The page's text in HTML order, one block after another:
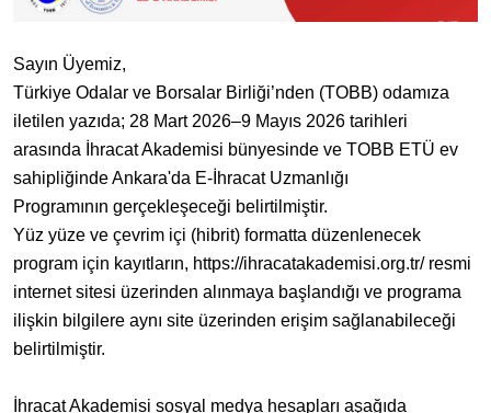
Sayın Üyemiz,
Türkiye Odalar ve Borsalar Birliği’nden (TOBB) odamıza
iletilen yazıda; 28 Mart 2026–9 Mayıs 2026 tarihleri
arasında İhracat Akademisi bünyesinde ve TOBB ETÜ ev
sahipliğinde Ankara'da E-İhracat Uzmanlığı
Programının gerçekleşeceği belirtilmiştir.
Yüz yüze ve çevrim içi (hibrit) formatta düzenlenecek
program için kayıtların, https://ihracatakademisi.org.tr/ resmi
internet sitesi üzerinden alınmaya başlandığı ve programa
ilişkin bilgilere aynı site üzerinden erişim sağlanabileceği
belirtilmiştir.
İhracat Akademisi sosyal medya hesapları aşağıda